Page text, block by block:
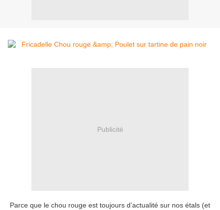
Publicité
Parce que le chou rouge est toujours d’actualité sur nos étals (et